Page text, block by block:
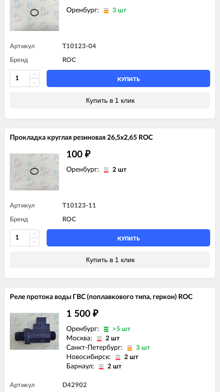
Оренбург: 3 шт
Артикул T10123-04
Бренд ROC
КУПИТЬ
Купить в 1 клик
Прокладка круглая резиновая 26,5x2,65 ROC
100 ₽
Оренбург: 2 шт
Артикул T10123-11
Бренд ROC
КУПИТЬ
Купить в 1 клик
Реле протока воды ГВС (поплавкового типа, геркон) ROC
1 500 ₽
Оренбург: >5 шт
Москва: 2 шт
Санкт-Петербург: 3 шт
Новосибирск: 2 шт
Барнаул: 2 шт
Артикул D42902